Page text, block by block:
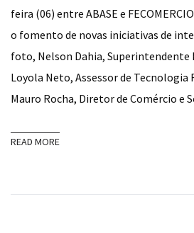
feira (06) entre ABASE e
o fomento de novas iniciativas de
foto, Nelson Dahia, Superintendente
Loyola Neto, Assessor de Tecnologia
Mauro Rocha, Diretor de Comércio e
READ MORE